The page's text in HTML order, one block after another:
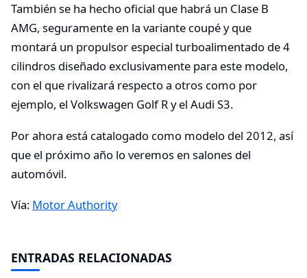
También se ha hecho oficial que habrá un Clase B
AMG, seguramente en la variante coupé y que
montará un propulsor especial turboalimentado de 4
cilindros diseñado exclusivamente para este modelo,
con el que rivalizará respecto a otros como por
ejemplo, el Volkswagen Golf R y el Audi S3.
Por ahora está catalogado como modelo del 2012, así
que el próximo año lo veremos en salones del
automóvil.
Vía: Motor Authority
ENTRADAS RELACIONADAS